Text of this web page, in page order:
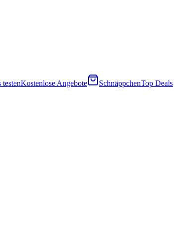
testenKostenlose Angebote SchnäppchenTop Deals